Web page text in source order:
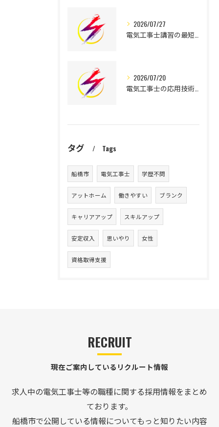
2026/07/27
2026/07/20
タグ Tags
船橋市 電気工事士 学歴不問
アットホーム 働きやすい ブランク
キャリアアップ スキルアップ
安定収入 思いやり 女性
資格取得支援
RECRUIT
現在ご案内しているリクルート情報
求人中の電気工事士等の職種に関する採用情報をまとめ
ております。
船橋市で公開している情報についてもっと知りたい内容